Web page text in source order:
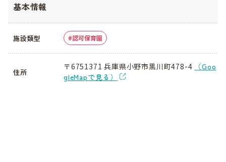
基本情報
施設類型 認可保育園
住所
〒6751371 兵庫県小野市黒川町478-4
（Goo
gleMapで見る）